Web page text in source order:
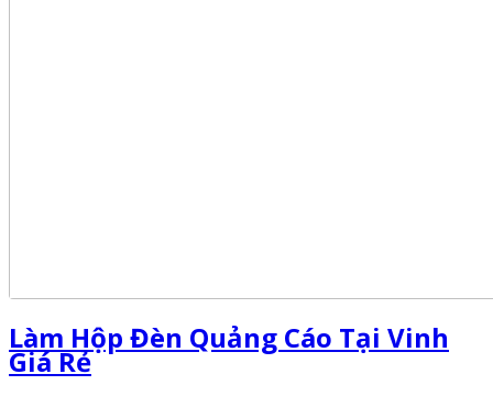
Làm Hộp Đèn Quảng Cáo Tại Vinh
Giá Rẻ